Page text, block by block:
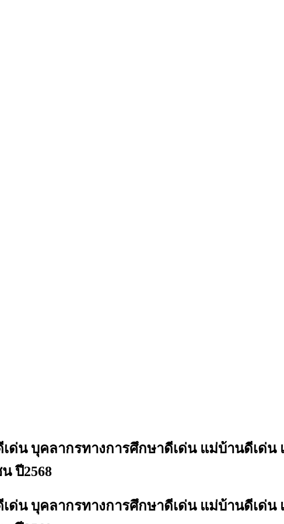
น บุคลากรทางการศึกษาดีเด่น แม่บ้านดีเด่น
ปี2568
น บุคลากรทางการศึกษาดีเด่น แม่บ้านดีเด่น